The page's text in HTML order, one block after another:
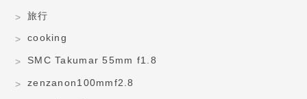
旅行
cooking
SMC Takumar 55mm f1.8
zenzanon100mmf2.8